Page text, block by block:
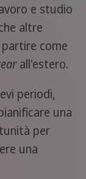
e studio
altre
come
all'estero.
periodi,
una
per
una